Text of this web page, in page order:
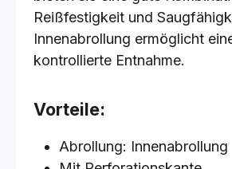
Reißfestigkeit und
Innenabrollung ermöglicht
kontrollierte Entnahme.
Vorteile:
Abrollung: Innenabrollung